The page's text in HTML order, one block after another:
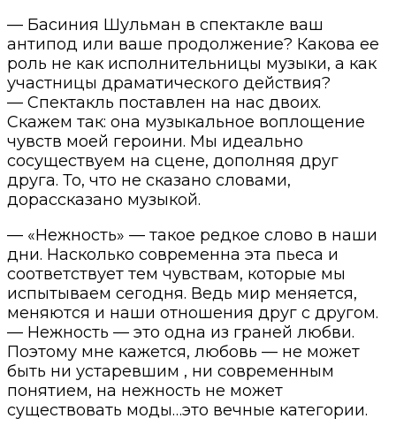
— Басиния Шульман в спектакле ваш
антипод или ваше продолжение? Какова ее
роль не как исполнительницы музыки, а как
участницы драматического действия?
— Спектакль поставлен на нас двоих.
Скажем так: она музыкальное воплощение
чувств моей героини. Мы идеально
сосуществуем на сцене, дополняя друг
друга. То, что не сказано словами,
дорассказано музыкой.
— «Нежность» — такое редкое слово в наши
дни. Насколько современна эта пьеса и
соответствует тем чувствам, которые мы
испытываем сегодня. Ведь мир меняется,
меняются и наши отношения друг с другом.
— Нежность — это одна из граней любви.
Поэтому мне кажется, любовь — не может
быть ни устаревшим , ни современным
понятием, на нежность не может
существовать моды…это вечные категории.